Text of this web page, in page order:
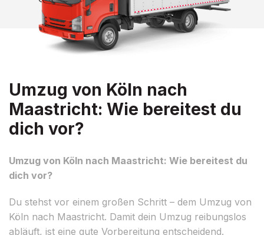
Umzug von Köln nach
Maastricht: Wie bereitest du
dich vor?
Umzug von Köln nach Maastricht: Wie bereitest du
dich vor?
Du stehst vor einem großen Schritt – dem Umzug von
Köln nach Maastricht. Damit dein Umzug reibungslos
abläuft, ist eine gute Vorbereitung entscheidend.